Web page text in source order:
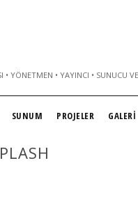
YÖNETMEN • YAYINCI • SUNUCU
SUNUM PROJELER GALERİ